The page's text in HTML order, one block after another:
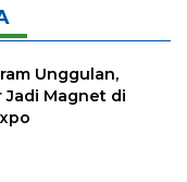
Unggulan,
Jadi Magnet di